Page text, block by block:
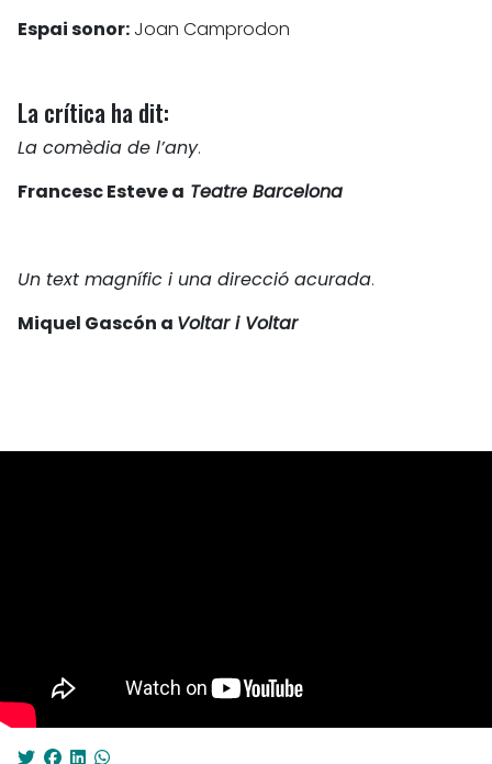
Espai sonor: Joan Camprodon
La crítica ha dit:
La comèdia de l’any.
Francesc Esteve a Teatre Barcelona
Un text magnífic i una direcció acurada.
Miquel Gascón a Voltar i Voltar